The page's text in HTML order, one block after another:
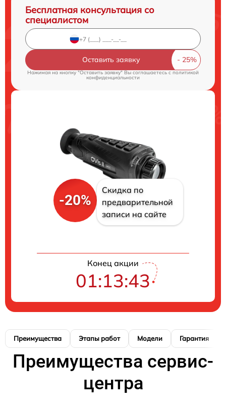
Бесплатная консультация со
специалистом
Оставить заявку
Нажимая на кнопку "Оставить заявку" Вы соглашаетесь c политикой
конфиденциальности
-20%
Скидка по
предварительной
записи на сайте
Конец акции
01:13:42
Преимущества Этапы работ Модели Гарантия
Преимущества сервис-
центра